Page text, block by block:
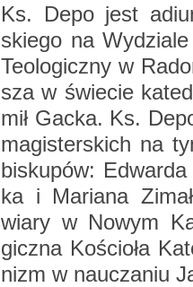
Ks. Depo jest
skie­go na
Teo­lo­gicz­ny w
sza w świe­cie
mił Gacka. Ks.
ma­gi­ster­skich na
bi­sku­pów:
ka i Ma­ria­na
wiary w Nowym
gicz­na Ko­ścio­ła
nizm w na­ucza­niu